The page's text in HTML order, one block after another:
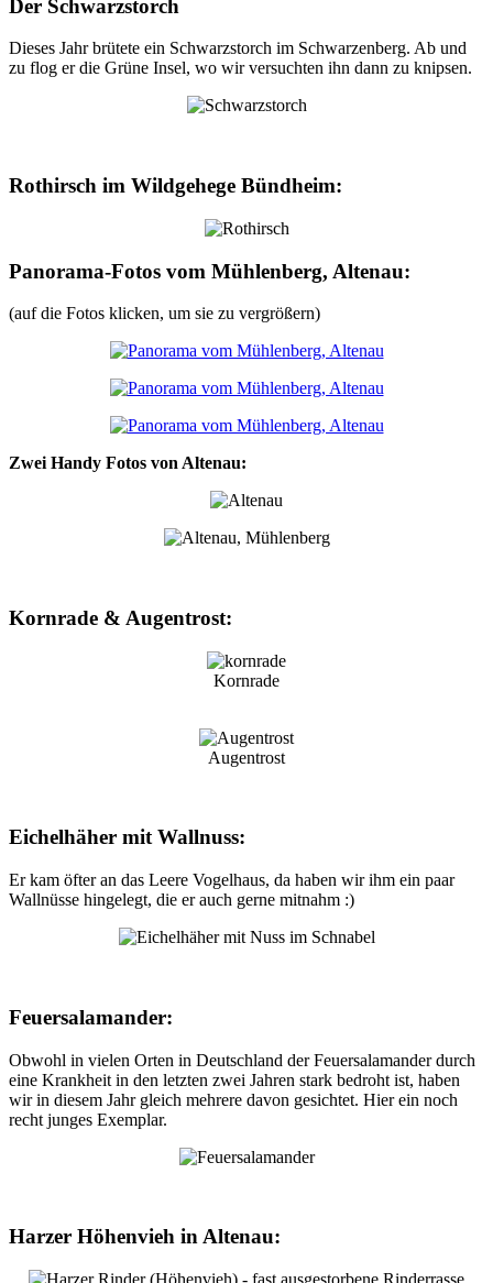
Der Schwarzstorch
Dieses Jahr brütete ein Schwarzstorch im Schwarzenberg. Ab und
zu flog er die Grüne Insel, wo wir versuchten ihn dann zu knipsen.
Rothirsch im Wildgehege Bündheim:
Panorama-Fotos vom Mühlenberg, Altenau:
(auf die Fotos klicken, um sie zu vergrößern)
Zwei Handy Fotos von Altenau:
Kornrade & Augentrost:
Kornrade
Augentrost
Eichelhäher mit Wallnuss:
Er kam öfter an das Leere Vogelhaus, da haben wir ihm ein paar
Wallnüsse hingelegt, die er auch gerne mitnahm :)
Feuersalamander:
Obwohl in vielen Orten in Deutschland der Feuersalamander durch
eine Krankheit in den letzten zwei Jahren stark bedroht ist, haben
wir in diesem Jahr gleich mehrere davon gesichtet. Hier ein noch
recht junges Exemplar.
Harzer Höhenvieh in Altenau: